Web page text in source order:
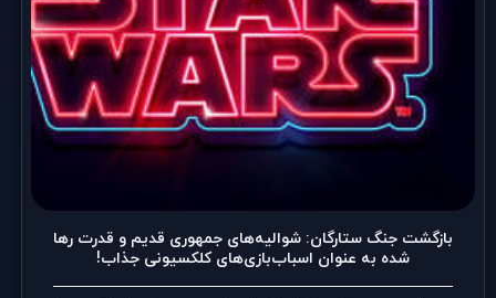
بازگشت جنگ ستارگان: شوالیه‌های جمهوری قدیم و قدرت رها
شده به عنوان اسباب‌بازی‌های کلکسیونی جذاب!